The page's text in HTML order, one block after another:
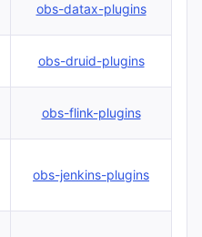
obs-datax-plugins
obs-druid-plugins
obs-flink-plugins
obs-jenkins-plugins